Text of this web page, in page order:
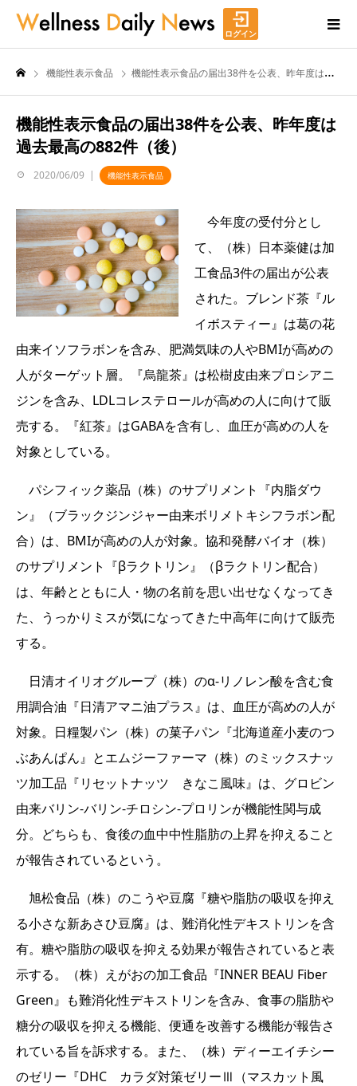
ログイン
機能性表示食品 機能性表示食品の届出38件を公表、昨年度は過去最高の882件（後）
機能性表示食品の届出38件を公表、昨年度は
過去最高の882件（後）
2020/06/09 機能性表示食品
今年度の受付分とし
て、（株）日本薬健は加
工食品3件の届出が公表
された。ブレンド茶『ル
イボスティー』は葛の花
由来イソフラボンを含み、肥満気味の人やBMIが高めの
人がターゲット層。『烏龍茶』は松樹皮由来プロシアニ
ジンを含み、LDLコレステロールが高めの人に向けて販
売する。『紅茶』はGABAを含有し、血圧が高めの人を
対象としている。
パシフィック薬品（株）のサプリメント『内脂ダウ
ン』（ブラックジンジャー由来ボリメトキシフラボン配
合）は、BMIが高めの人が対象。協和発酵バイオ（株）
のサプリメント『βラクトリン』（βラクトリン配合）
は、年齢とともに人・物の名前を思い出せなくなってき
た、うっかりミスが気になってきた中高年に向けて販売
する。
日清オイリオグループ（株）のα-リノレン酸を含む食
用調合油『日清アマニ油プラス』は、血圧が高めの人が
対象。日糧製パン（株）の菓子パン『北海道産小麦のつ
ぶあんぱん』とエムジーファーマ（株）のミックスナッ
ツ加工品『リセットナッツ きなこ風味』は、グロビン
由来バリン-バリン-チロシン-プロリンが機能性関与成
分。どちらも、食後の血中中性脂肪の上昇を抑えること
が報告されているという。
旭松食品（株）のこうや豆腐『糖や脂肪の吸収を抑え
る小さな新あさひ豆腐』は、難消化性デキストリンを含
有。糖や脂肪の吸収を抑える効果が報告されていると表
示する。（株）えがおの加工食品『INNER BEAU Fiber
Green』も難消化性デキストリンを含み、食事の脂肪や
糖分の吸収を抑える機能、便通を改善する機能が報告さ
れている旨を訴求する。また、（株）ディーエイチシー
のゼリー『DHC カラダ対策ゼリーⅢ（マスカット風